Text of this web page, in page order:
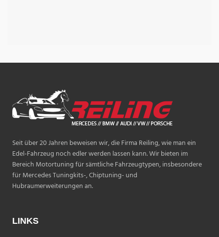
Seit über 20 Jahren beweisen wir, die Firma Reiling, wie man ein
Edel-Fahrzeug noch edler werden lassen kann. Wir bieten im
Bereich Motortuning für sämtliche Fahrzeugtypen, insbesondere
für Mercedes Tuningkits-, Chiptuning- und
Hubraumerweiterungen an.
LINKS